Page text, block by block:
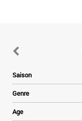
Saison
Genre
Age